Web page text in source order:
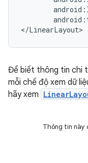
</LinearLayout>
Để biết thông tin chi
mỗi chế độ xem dữ
hãy xem
Thông tin này